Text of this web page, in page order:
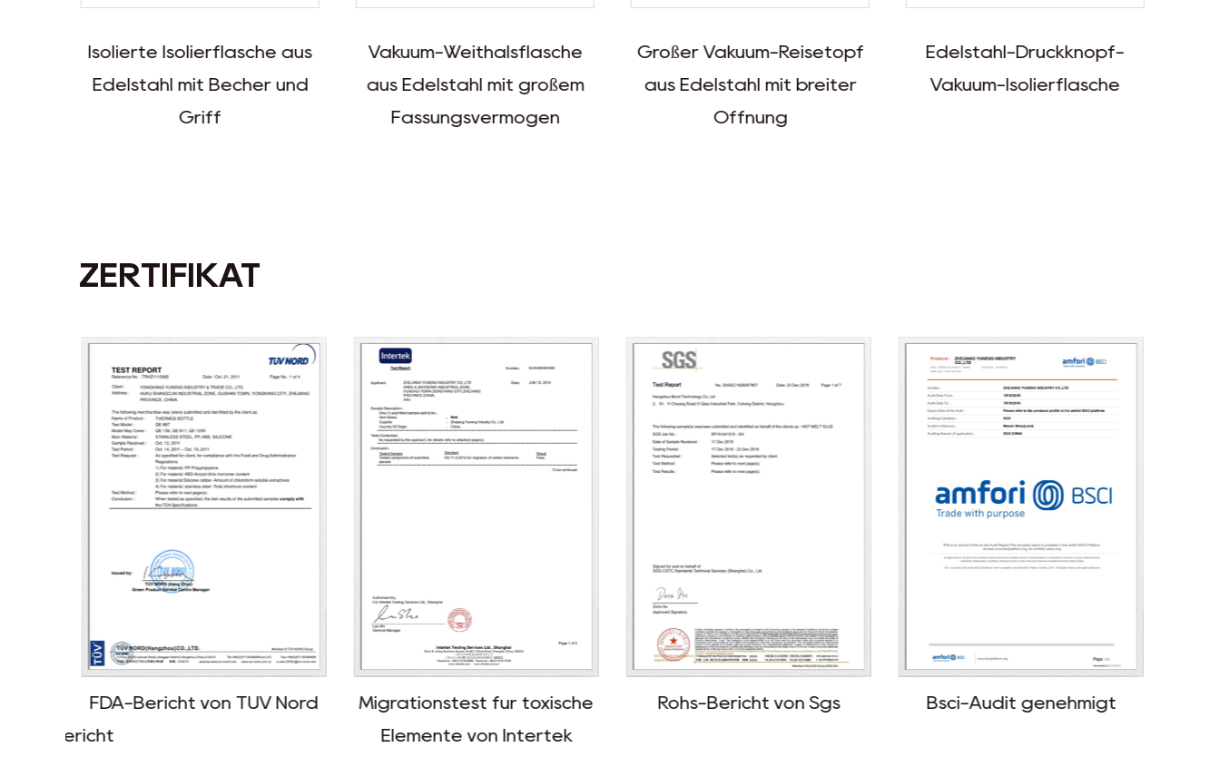
Isolierte Isolierflasche aus
Edelstahl mit Becher und
Griff
Vakuum-Weithalsflasche
aus Edelstahl mit großem
Fassungsvermögen
Großer Vakuum-Reisetopf
aus Edelstahl mit breiter
Öffnung
Edelstahl-Druckknopf-
Vakuum-Isolierflasche
ZERTIFIKAT
FDA-Bericht von TÜV Nord
Migrationstest für toxische
Elemente von Intertek
Rohs-Bericht von Sgs Bsci-Audit genehmigt